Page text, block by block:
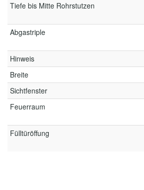
Tiefe bis Mitte Rohrstutzen
Abgastriple
Hinweis
Breite
Sichtfenster
Feuerraum
Fülltüröffung